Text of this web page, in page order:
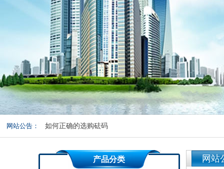
网站公告：
关于地磅皮重和准确度的测试
称重传感器在地磅中发挥的重要作用
如何选购一台合适的电子地磅
如何正确的选购砝码
地磅称重操作规范及养护
产品分类 网站